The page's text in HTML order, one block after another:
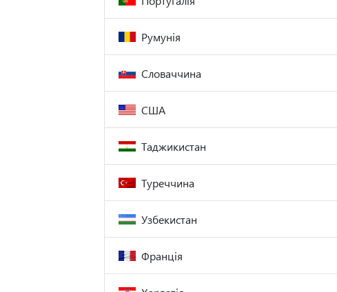
Румунія
Словаччина
США
Таджикистан
Туреччина
Узбекистан
Франція